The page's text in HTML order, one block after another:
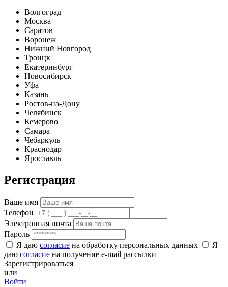
Волгоград
Москва
Саратов
Воронеж
Нижний Новгород
Троицк
Екатеринбург
Новосибирск
Уфа
Казань
Ростов-на-Дону
Челябинск
Кемерово
Самара
Чебаркуль
Краснодар
Ярославль
Регистрация
Ваше имя
Телефон
Электронная почта
Пароль
Я даю согласие на обработку персональных данных
Я
даю согласие на получение e-mail рассылки
Зарегистрироваться
или
Войти